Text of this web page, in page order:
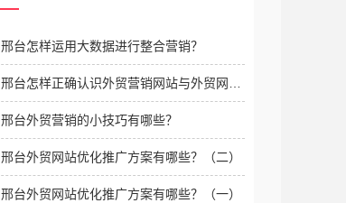
邢台怎样运用大数据进行整合营销？
邢台怎样正确认识外贸营销网站与外贸网络
邢台外贸营销的小技巧有哪些？
邢台外贸网站优化推广方案有哪些？（二）
邢台外贸网站优化推广方案有哪些？（一）